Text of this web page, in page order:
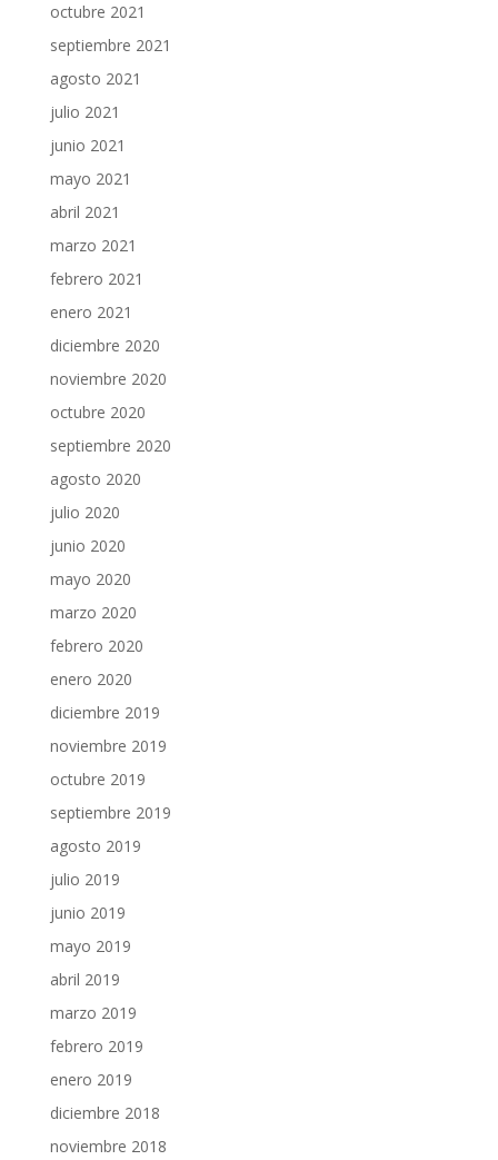
octubre 2021
septiembre 2021
agosto 2021
julio 2021
junio 2021
mayo 2021
abril 2021
marzo 2021
febrero 2021
enero 2021
diciembre 2020
noviembre 2020
octubre 2020
septiembre 2020
agosto 2020
julio 2020
junio 2020
mayo 2020
marzo 2020
febrero 2020
enero 2020
diciembre 2019
noviembre 2019
octubre 2019
septiembre 2019
agosto 2019
julio 2019
junio 2019
mayo 2019
abril 2019
marzo 2019
febrero 2019
enero 2019
diciembre 2018
noviembre 2018